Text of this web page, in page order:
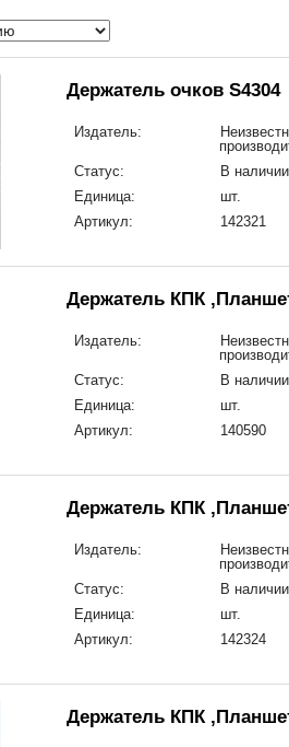
Держатель очков S4304
Издатель:
Статус:
В наличии
Единица:
шт.
Артикул:
142321
Держатель КПК
Издатель:
Статус:
В наличии
Единица:
шт.
Артикул:
140590
Держатель КПК
Издатель:
Статус:
В наличии
Единица:
шт.
Артикул:
142324
Держатель КПК